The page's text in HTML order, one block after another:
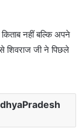
नहीं बल्कि अपने
शिवराज जी ने पिछले